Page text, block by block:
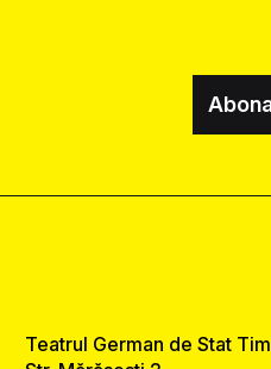
Teatrul German de Stat